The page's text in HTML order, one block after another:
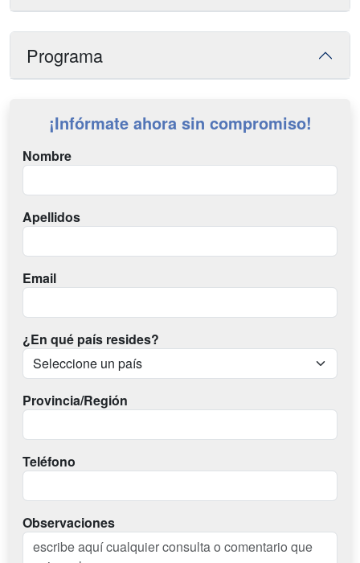
Programa
¡Infórmate ahora sin compromiso!
Nombre
Apellidos
Email
¿En qué país resides?
Provincia/Región
Teléfono
Observaciones